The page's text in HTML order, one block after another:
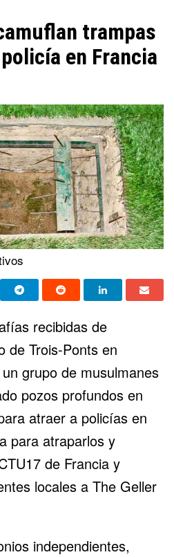
trampas
en Francia
recibidas de
de Trois-Ponts en
grupo de musulmanes
pozos profundos en
atraer a policías en
para atraparlos y
de Francia y
locales a The Geller
independientes,